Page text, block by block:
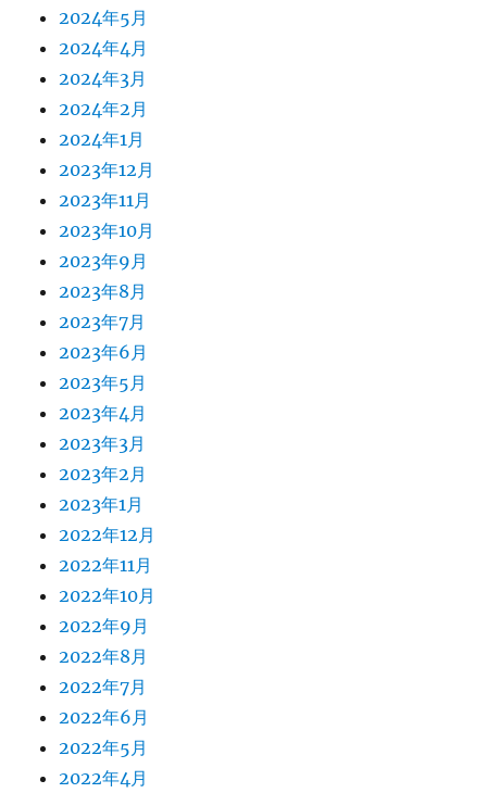
2024年5月
2024年4月
2024年3月
2024年2月
2024年1月
2023年12月
2023年11月
2023年10月
2023年9月
2023年8月
2023年7月
2023年6月
2023年5月
2023年4月
2023年3月
2023年2月
2023年1月
2022年12月
2022年11月
2022年10月
2022年9月
2022年8月
2022年7月
2022年6月
2022年5月
2022年4月